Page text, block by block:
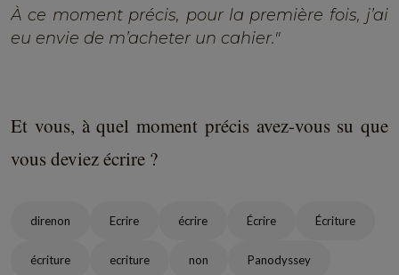
À ce moment précis, pour la première fois, j’ai
eu envie de m’acheter un cahier."
Et vous, à quel moment précis avez-vous su que
vous deviez écrire ?
direnon Ecrire écrire Écrire Écriture
écriture ecriture non Panodyssey